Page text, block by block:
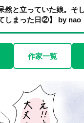
然と立っていた娘。そ
しまった日②】 by nao
作家一覧